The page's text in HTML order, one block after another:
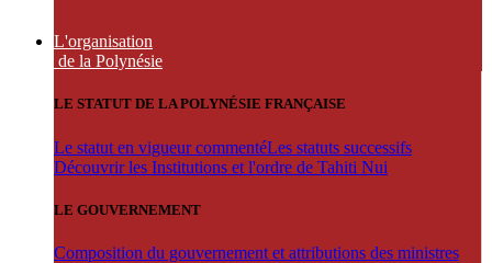
L'organisation
de la Polynésie
LE STATUT DE LA POLYNÉSIE FRANÇAISE
Le statut en vigueur commentéLes statuts successifs
Découvrir les Institutions et l'ordre de Tahiti Nui
LE GOUVERNEMENT
Composition du gouvernement et attributions des ministres